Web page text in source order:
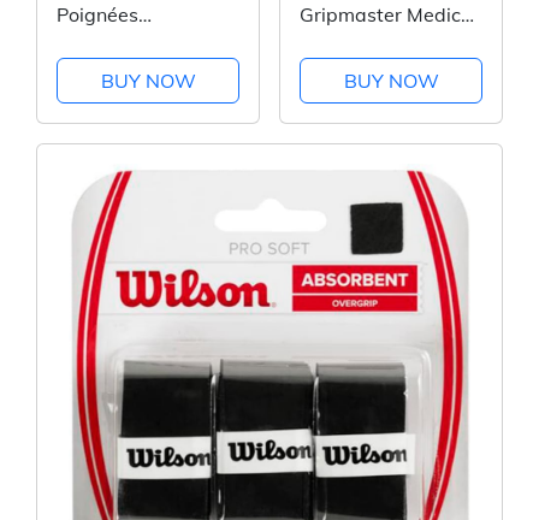
Poignées
Dynamique fixable
sur Les Barres de
Traction, Les
Machines à tirages
et Les rameurs -
Made in Italy
BUY NOW
Gripmaster Medical
d’entraînement des
doigts
BUY NOW